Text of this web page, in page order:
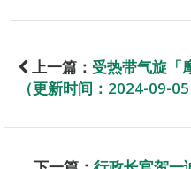
上一篇： 受热带气旋「
（更新时间：2024-09-05